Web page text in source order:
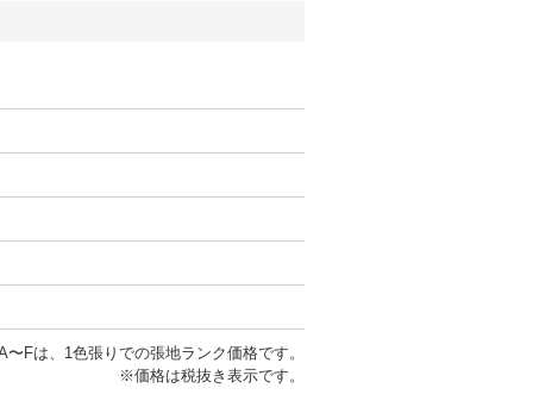
Fは、1色張りでの張地ランク価格です。
※価格は税抜き表示です。